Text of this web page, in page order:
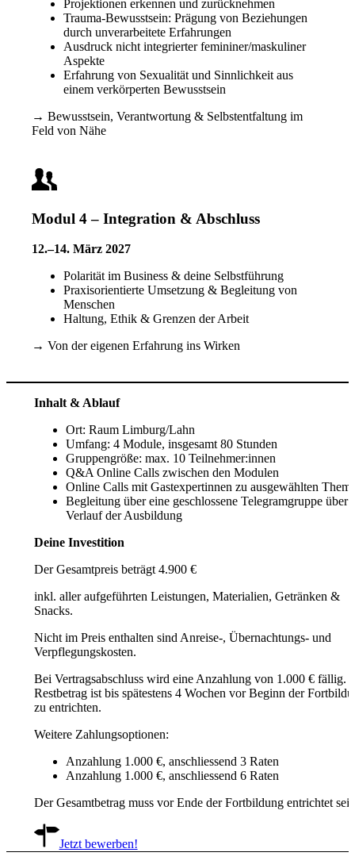
Projektionen erkennen und zurücknehmen
Trauma-Bewusstsein: Prägung von Beziehungen
durch unverarbeitete Erfahrungen
Ausdruck nicht integrierter femininer/maskuliner
Aspekte
Erfahrung von Sexualität und Sinnlichkeit aus
einem verkörperten Bewusstsein
→ Bewusstsein, Verantwortung & Selbstentfaltung im
Feld von Nähe
Modul 4 – Integration & Abschluss
12.–14. März 2027
Polarität im Business & deine Selbstführung
Praxisorientierte Umsetzung & Begleitung von
Menschen
Haltung, Ethik & Grenzen der Arbeit
→ Von der eigenen Erfahrung ins Wirken
Inhalt & Ablauf
Ort: Raum Limburg/Lahn
Umfang: 4 Module, insgesamt 80 Stunden
Gruppengröße: max. 10 Teilnehmer:innen
Q&A Online Calls zwischen den Modulen
Online Calls mit Gastexpertinnen zu ausgewählten
Begleitung über eine geschlossene Telegramgruppe über
Verlauf der Ausbildung
Deine Investition
Der Gesamtpreis beträgt 4.900 €
inkl. aller aufgeführten Leistungen, Materialien, Getränken &
Snacks.
Nicht im Preis enthalten sind Anreise-, Übernachtungs- und
Verpflegungskosten.
Bei Vertragsabschluss wird eine Anzahlung von 1.000 € fällig.
Restbetrag ist bis spätestens 4 Wochen vor Beginn der
zu entrichten.
Weitere Zahlungsoptionen:
Anzahlung 1.000 €, anschliessend 3 Raten
Anzahlung 1.000 €, anschliessend 6 Raten
Der Gesamtbetrag muss vor Ende der Fortbildung entrichtet
Jetzt bewerben!